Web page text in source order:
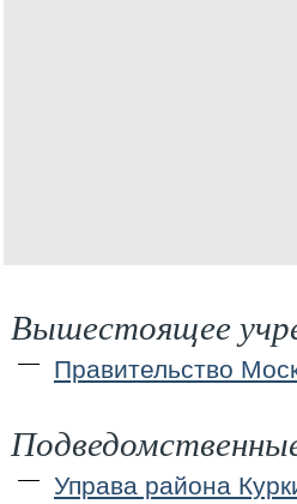
Вышестоящее
Правительство
Управа района